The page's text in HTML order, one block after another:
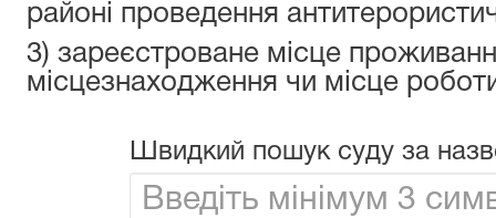
районі проведення
3) зареєстроване місце
місцезнаходження чи місце
Швидкий пошук суду за